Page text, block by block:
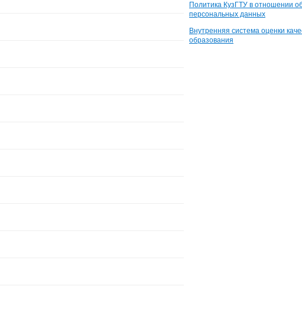
Политика КузГТУ в отношении
персональных данных
Внутренняя система оценки
образования